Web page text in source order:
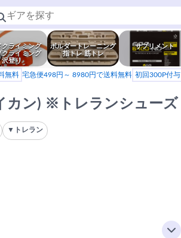
クライミング
クライミング
沢登り
ボルダートレーニング
指トレ 筋トレ
サプリメント
無料 宅急便498円～ 8980円で送料無料 初回300P付与
カン) ※トレランシューズ
▼トレラン